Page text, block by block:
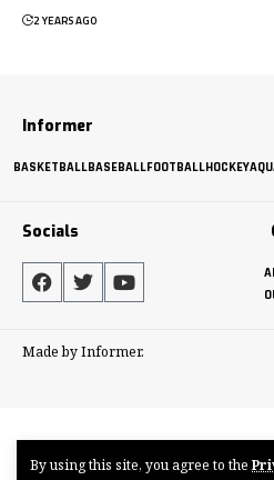
By using this site, you agree to the
2 YEARS AGO
Informer
BASKETBALLBASEBALLFOOTBALLHOCKEY
Socials
Made by Informer.